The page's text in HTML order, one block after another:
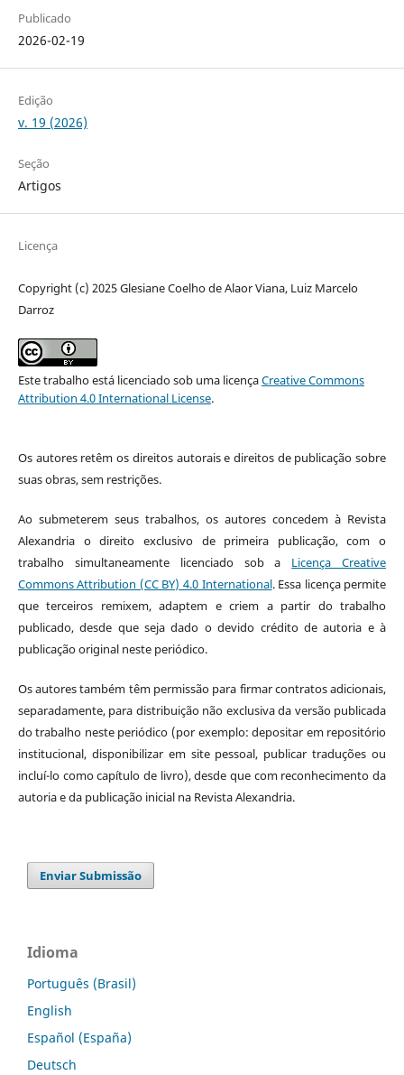
Publicado
2026-02-19
Edição
v. 19 (2026)
Seção
Artigos
Licença
Copyright (c) 2025 Glesiane Coelho de Alaor Viana, Luiz Marcelo
Darroz
Este trabalho está licenciado sob uma licençaCreative Commons
Attribution 4.0 International License.
Os autores retêm os direitos autorais e direitos de publicação sobre
suas obras, sem restrições.
Ao submeterem seus trabalhos, os autores concedem à Revista
Alexandria o direito exclusivo de primeira publicação, com o
trabalho simultaneamente licenciado sob a Licença Creative
Commons Attribution (CC BY) 4.0 International. Essa licença permite
que terceiros remixem, adaptem e criem a partir do trabalho
publicado, desde que seja dado o devido crédito de autoria e à
publicação original neste periódico.
Os autores também têm permissão para firmar contratos adicionais,
separadamente, para distribuição não exclusiva da versão publicada
do trabalho neste periódico (por exemplo: depositar em repositório
institucional, disponibilizar em site pessoal, publicar traduções ou
incluí-lo como capítulo de livro), desde que com reconhecimento da
autoria e da publicação inicial na Revista Alexandria.
Enviar Submissão
Idioma
Português (Brasil)
English
Español (España)
Deutsch